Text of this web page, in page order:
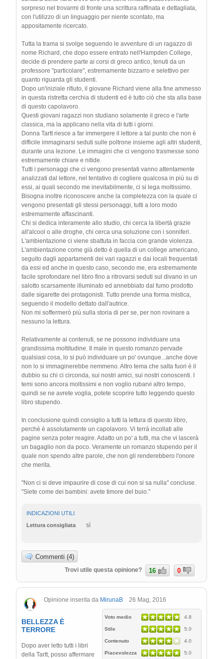
sorpreso nel trovarmi di fronte una scrittura raffinata e dettagliata,
con l'utilizzo di un linguaggio per niente scontato, ma
appositamente ricercato.
Tutta la trama si svolge seguendo le avventure di un ragazzo di
nome Richard, che dopo essere entrato nell'Hampden College,
decide di prendere parte ai corsi di greco antico, tenuti da un
professore "particolare", estremamente bizzarro e selettivo per
quanto riguarda gli studenti.
Dopo un'iniziale rifiuto, il giovane Richard viene alla fine ammesso
in questa ristretta cerchia di studenti ed è tutto ciò che sta alla base
di questo capolavoro.
Questi giovani ragazzi non studiano solamente il greco e l'arte
classica, ma la applicano nella vita di tutti i giorni.
Donna Tartt riesce a far immergere il lettore a tal punto che non è
difficile immaginarsi seduti sulle poltrone insieme agli altri studenti,
durante una lezione. Le immagini che ci vengono trasmesse sono
estremamente chiare e nitide.
Tutti i personaggi che ci vengono presentati vanno attentamente
analizzati dal lettore, nel tentativo di cogliere qualcosa in più su di
essi, ai quali secondo me inevitabilmente, ci si lega moltissimo.
Bisogna inoltre riconoscere anche la completezza con la quale ci
vengono presentati gli stessi personaggi, tutti a loro modo
estremamente affascinanti.
Chi si dedica interamente allo studio, chi cerca la libertà grazie
all'alcool o alle droghe, chi cerca una soluzione con i sonniferi.
L'ambientazione ci viene sbattuta in faccia con grande violenza.
L'ambientazione come già detto è quella di un college americano,
seguito dagli appartamenti dei vari ragazzi e dai locali frequentati
da essi ed anche in questo caso, secondo me, era estremamente
facile sprofondare nel libro fino a ritrovarsi seduti sul divano in un
salotto scarsamente illuminato ed annebbiato dal fumo prodotto
dalle sigarette dei protagonisti. Tutto prende una forma mistica,
seguendo il modello dettato dall'autrice.
Non mi soffermerò più sulla storia di per se, per non rovinare a
nessuno la lettura.
Relativamente ai contenuti, se ne possono individuare una
grandissima moltitudine. Il male in questo romanzo pervade
qualsiasi cosa, lo si può individuare un po' ovunque...anche dove
non lo si immaginerebbe nemmeno. Altro tema che salta fuori è il
dubbio su chi ci circonda, sui nostri amici, sui nostri conoscenti. I
temi sono ancora moltissimi e non voglio rubarvi altro tempo,
quindi se ne avrete voglia, potete scoprire tutto leggendo questo
libro stupendo.
In conclusione quindi consiglio a tutti la lettura di questo libro,
perchè è assolutamente un capolavoro. Vi terrà incollati alle
pagine senza poter reagire. Adatto un po' a tutti, ma che vi lascerà
un bagaglio non da poco. Veramente un romanzo stupendo per il
quale non spendo altre parole, che non gli renderebbero l'onore
che merita.
"Non ci si deve impaurire di cose di cui non si sa nulla" concluse.
"Siete come dei bambini: avete timore del buio."
INDICAZIONI UTILI
Lettura consigliata
sì
Commenti (4)
Trovi utile questa opinione? 16 0
Opinione inserita da MirunaB 26 Mag, 2016
Voto medio 4.8
Stile 5.0
Contenuto 4.0
Piacevolezza 5.0
BELLEZZA È
TERRORE
Dopo aver letto tutti i libri
della Tartt, posso affermare